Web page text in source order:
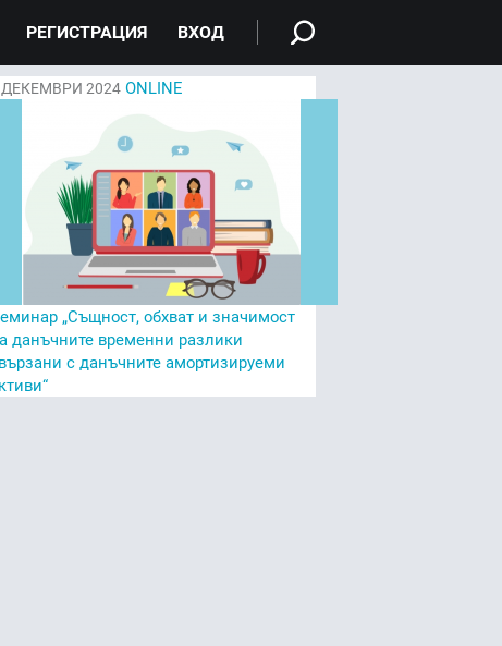
РЕГИСТРАЦИЯ ВХОД
ДЕКЕМВРИ 2024 ONLINE
„Същност, обхват и значимост
данъчните временни разлики
с данъчните амортизируеми